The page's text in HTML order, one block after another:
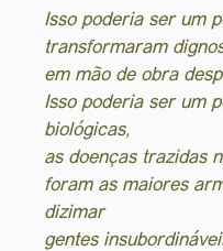
Isso poderia ser um
transformaram
em mão de obra
Isso poderia ser um
biológicas,
as doenças trazidas
foram as maiores
dizimar
gentes